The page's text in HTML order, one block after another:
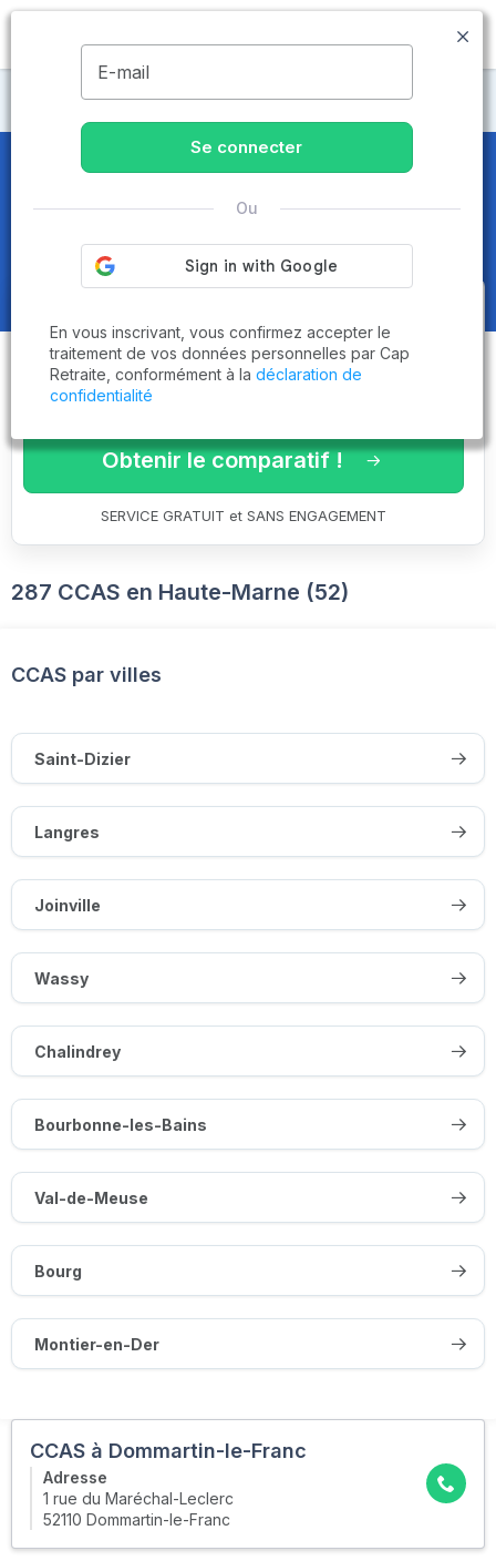
MENU
CCAS
CCASen Haute-Marne (52) -
Page 4 sur 7
Obtenez le
comparatif des
établissementsadaptés à vos
critères en 3 minutes !
Obtenir le comparatif !
SERVICE GRATUIT et SANS ENGAGEMENT
287 CCAS en Haute-Marne (52)
CCAS par villes
Saint-Dizier
Langres
Joinville
Wassy
Chalindrey
Bourbonne-les-Bains
Val-de-Meuse
Bourg
Montier-en-Der
CCAS à Dommartin-le-Franc
Adresse
1 rue du Maréchal-Leclerc
52110 Dommartin-le-Franc
E-mail
Se connecter
Ou
En vous inscrivant, vous confirmez accepter le
traitement de vos données personnelles par Cap
Retraite, conformément à la déclaration de
confidentialité